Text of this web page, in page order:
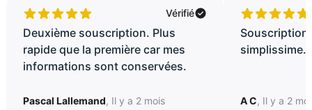
Vérifié
Deuxième souscription. Plus
rapide que la première car mes
informations sont conservées.
Pascal Lallemand, Il y a 2 mois
Souscription
A C, Il y a 2